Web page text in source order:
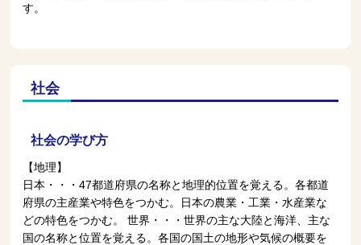
す。
社会
社会の学び方
【地理】
日本・・・47都道府県の名称と地理的位置を覚える。各都道
府県の主産業や特色をつかむ。日本の農業・工業・水産業な
どの特色をつかむ。 世界・・・世界の主な大陸と海洋、主な
国の名称と位置を覚える。各国の国土の地形や気候の概要を